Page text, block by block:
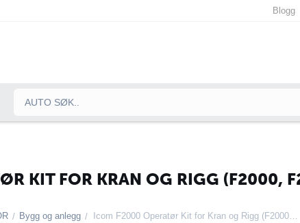
Blogg
KIT FOR KRAN OG RIGG (F2000,
/ Bygg og anlegg / Icom F2000 Operatør Kit for Kran og Rigg (F2000, F29SR2)